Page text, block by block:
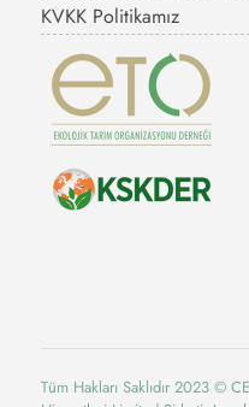
KVKK Politikamız
Tüm Hakları Saklıdır 2023 ©